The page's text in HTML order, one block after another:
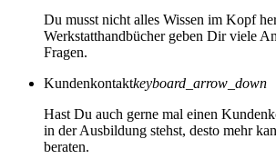
Du musst nicht alles Wissen im Kopf
Werkstatthandbücher geben Dir viele
Fragen.
Kundenkontaktkeyboard_arrow_down
Hast Du auch gerne mal einen
in der Ausbildung stehst, desto mehr
beraten.